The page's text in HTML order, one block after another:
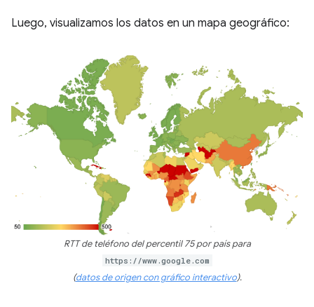
Luego, visualizamos los datos en un mapa geográfico:
RTT de teléfono del percentil 75 por país para
https://www.google.com
(datos de origen con gráfico interactivo).